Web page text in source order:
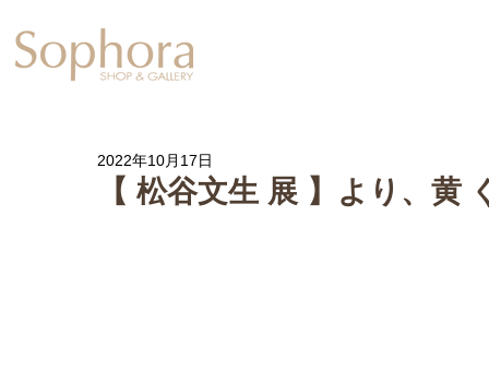
【 松谷文生 展 】より、黄
2022年10月17日